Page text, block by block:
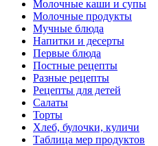
Молочные каши и супы
Молочные продукты
Мучные блюда
Напитки и десерты
Первые блюда
Постные рецепты
Разные рецепты
Рецепты для детей
Салаты
Торты
Хлеб, булочки, куличи
Таблица мер продуктов